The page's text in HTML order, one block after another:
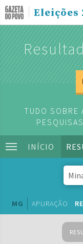
Eleições
TUDO SOBRE
INÍCIO
MG APURAÇÃO